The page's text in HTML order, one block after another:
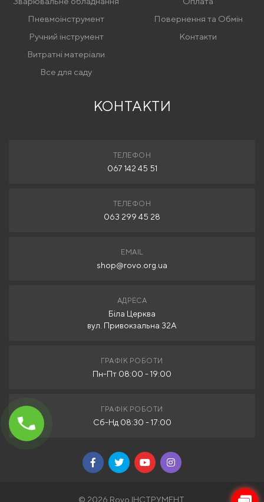
Пневмоінструмент
Ручний інструмент
Витратні матеріали
Все для саду
Повернення та Обмін
Контакти
КОНТАКТИ
ТЕЛЕФОН
067 142 45 51
ТЕЛЕФОН
063 299 45 28
EMAIL
shop@rovo.org.ua
АДРЕСА
Біла Церква
вул. Привокзальна 32А
ГРАФІК РОБОТИ
Пн-Пт 08:00 - 19:00
ГРАФІК РОБОТИ
Сб-Нд 08:30 - 17:00
© 2026 Rovo ІНСТРУМЕНТ.